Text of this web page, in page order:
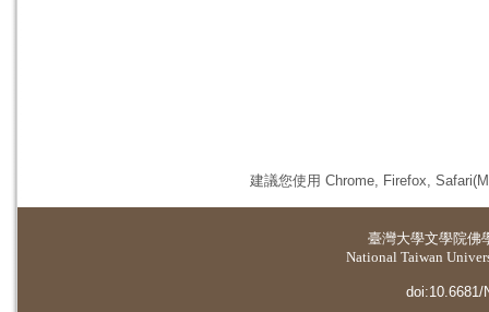
建議您使用 Chrome, Firefox,
臺灣大學文學院佛
National Taiwan
doi:10.6681/